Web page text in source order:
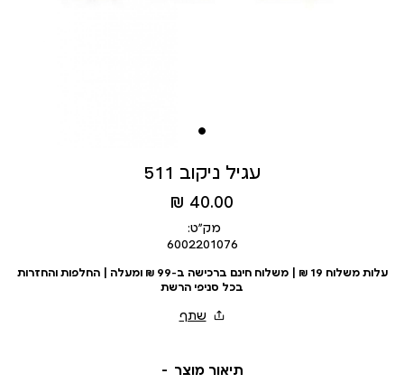
עגיל ניקוב 511
מחיר
מוצר
40.00 ₪
מק״ט:
6002201076
עלות משלוח 19 ₪ | משלוח חינם ברכישה ב-99 ₪ ומעלה | החלפות והחזרות
בכל סניפי הרשת
תיאור מוצר